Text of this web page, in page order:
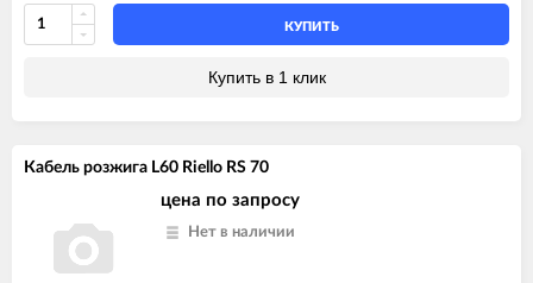
КУПИТЬ
Купить в 1 клик
Кабель розжига L60 Riello RS 70
цена по запросу
Нет в наличии